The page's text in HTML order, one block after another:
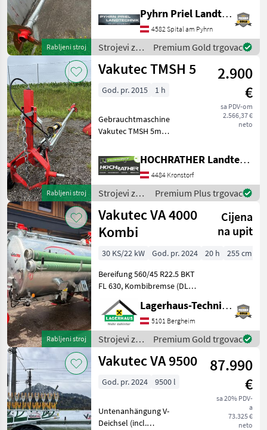
Rabljeni stroj
Hydraulisch Pocinčano,
Pogon na priključno vratilo
(kardan), Uređaj za
okretanje: Hidraulično, Krilo
miks
Pyhrn Priel Landtechnik JPJ GmbH
4582 Spital am Pyhrn
Strojevi za
đubrenje,
gnojenje i
/ Vakutec
Premium Gold trgovac
Rabljeni stroj
Vakutec TMSH 5
2.900
€
sa PDV-om
2.566,37 €
neto
God. pr. 2015 1 h
Gebrauchtmaschine
Vakutec TMSH 5m
Aschbach) Ausstattung: +
Baujahr 2015 + Gelenkwelle
+ ca. 225 kg Eigengewicht +
3 Flügel + 5 m Länge
HOCHRATHER Landtechnik GmbH
4484 Kronstorf
Strojevi za
đubrenje,
gnojenje i
navodnjavanje
/ Vakutec
Premium Plus trgovac
Rabljeni stroj
Vakutec VA 4000
Kombi
Cijena
na upit
30 KS/22 kW God. pr. 2024 20 h
255 cm
Bereifung 560/45 R22.5 BKT
FL 630, Kombibremse (DL &
hydr.), Zentralzugöse,
Kombiausführung mit
Werfer Vario,
Talfahrtausbringung
innenliegend,
Weitwinkelgelenkw
Lagerhaus-Technik, Kundenmaschinen
5101 Bergheim
Strojevi za
đubrenje,
gnojenje i
/ Vakutec
Premium Gold trgovac
Vakutec VA 9500
87.990
€
sa 20% PDV-
a
73.325 €
neto
God. pr. 2024 9500 l
Untenanhängung V-
Deichsel (incl.